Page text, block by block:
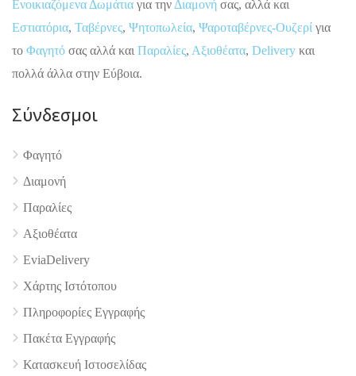
Ενοικιαζόμενα Δωμάτια για την Διαμονή σας, αλλά και
Εστιατόρια, Ταβέρνες, Ψητοπωλεία, Ψαροταβέρνες-Ουζερί για
το Φαγητό σας αλλά και Παραλίες, Αξιοθέατα, Delivery και
πολλά άλλα στην Εύβοια.
Σύνδεσμοι
Φαγητό
Διαμονή
Παραλίες
Αξιοθέατα
EviaDelivery
Χάρτης Ιστότοπου
Πληροφορίες Εγγραφής
Πακέτα Εγγραφής
Κατασκευή Ιστοσελίδας